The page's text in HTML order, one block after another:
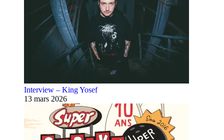
Interview – King Yosef
13 mars 2026